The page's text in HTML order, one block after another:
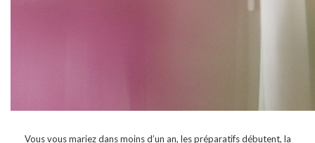
Vous vous mariez dans moins d’un an, les préparatifs débutent, la